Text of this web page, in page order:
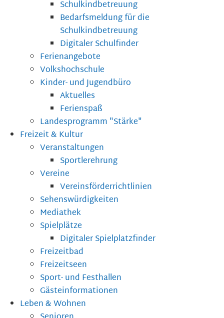
Schulkindbetreuung
Bedarfsmeldung für die
Schulkindbetreuung
Digitaler Schulfinder
Ferienangebote
Volkshochschule
Kinder- und Jugendbüro
Aktuelles
Ferienspaß
Landesprogramm "Stärke"
Freizeit & Kultur
Veranstaltungen
Sportlerehrung
Vereine
Vereinsförderrichtlinien
Sehenswürdigkeiten
Mediathek
Spielplätze
Digitaler Spielplatzfinder
Freizeitbad
Freizeitseen
Sport- und Festhallen
Gästeinformationen
Leben & Wohnen